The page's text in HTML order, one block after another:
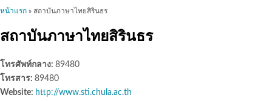
คุณอยู่ที่นี่
หน้าแรก » สถาบันภาษาไทยสิรินธร
สถาบันภาษาไทยสิรินธร
โทรศัพท์กลาง: 89480
โทรสาร: 89480
Website: http://www.sti.chula.ac.th